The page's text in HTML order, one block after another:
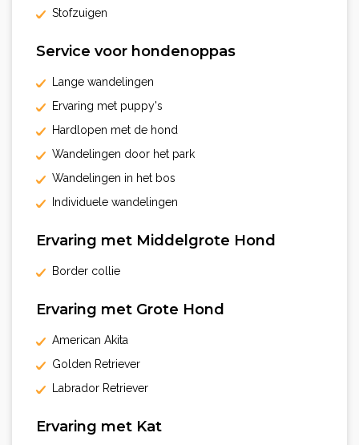
Stofzuigen
Service voor hondenoppas
Lange wandelingen
Ervaring met puppy's
Hardlopen met de hond
Wandelingen door het park
Wandelingen in het bos
Individuele wandelingen
Ervaring met Middelgrote Hond
Border collie
Ervaring met Grote Hond
American Akita
Golden Retriever
Labrador Retriever
Ervaring met Kat